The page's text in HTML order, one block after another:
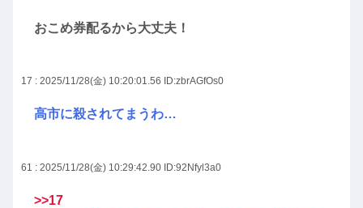
おこめ券配るから大丈夫！
17 : 2025/11/28(金) 10:20:01.56 ID:zbrAGfOs0
高市に殺されてまうわ…
61 : 2025/11/28(金) 10:29:42.90 ID:92Nfyl3a0
>>17